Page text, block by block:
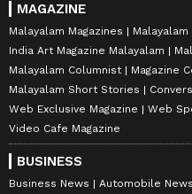
MAGAZINE
Malayalam Magazines
India Art Magazine Malayalam
Malayalam Columnist
Magazine
Malayalam Short Stories
Web Exclusive Magazine
Web
Video Cafe Magazine
BUSINESS
Business News Automobile News